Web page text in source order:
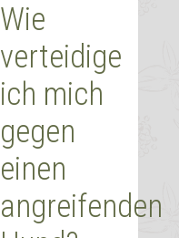
Wie
verteidige
ich mich
gegen
einen
angreifenden